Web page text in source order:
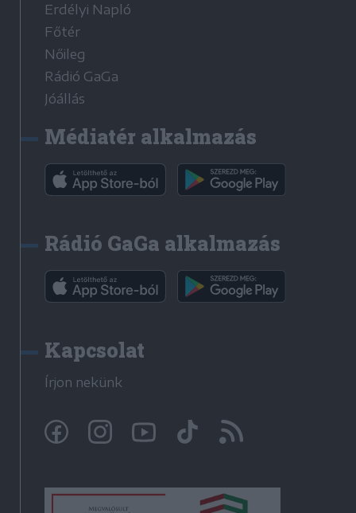
Erdélyi Napló
Főtér
Nőileg
Rádió GaGa
Jóállás
Médiatér alkalmazás
Rádió GaGa alkalmazás
Kapcsolat
Írjon nekünk